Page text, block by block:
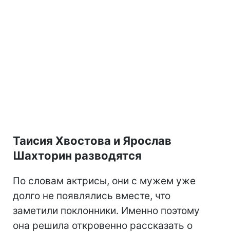
Таисия Хвостова и Ярослав
Шахторин разводятся
По словам актрисы, они с мужем уже
долго не появлялись вместе, что
заметили поклонники. Именно поэтому
она решила откровенно рассказать о